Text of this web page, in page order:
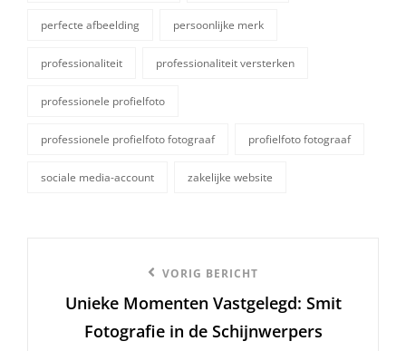
perfecte afbeelding persoonlijke merk
professionaliteit professionaliteit versterken
professionele profielfoto
professionele profielfoto fotograaf profielfoto fotograaf
sociale media-account zakelijke website
bericht
VORIG BERICHT
Unieke Momenten Vastgelegd: Smit
Fotografie in de Schijnwerpers